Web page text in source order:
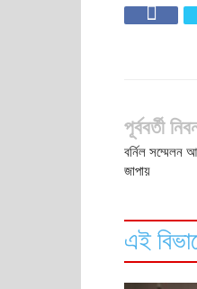
পূর্ববর্তী
বর্নিল সম্মেলন
জাপায়
এই